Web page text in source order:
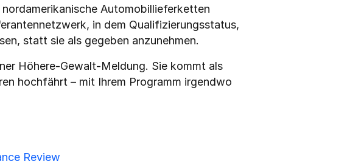
Automobillieferketten
in dem Qualifizierungsstatus,
statt sie als gegeben anzunehmen.
Höhere-Gewalt-Meldung. Sie kommt als
hochfährt – mit Ihrem Programm irgendwo
Review